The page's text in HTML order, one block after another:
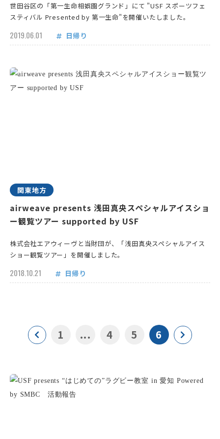
世田谷区の「第一生命相娯園グランド」にて "USF スポーツフェ
スティバル Presented by 第一生命"を開催いたしました。
2019.06.01 日帰り
関東地方
airweave presents 浅田真央スペシャルアイスショ
ー観覧ツアー supported by USF
株式会社エアウィーヴと当財団が、「浅田真央スペシャルアイス
ショー観覧ツアー」を開催しました。
2018.10.21 日帰り
1 ... 4 5 6